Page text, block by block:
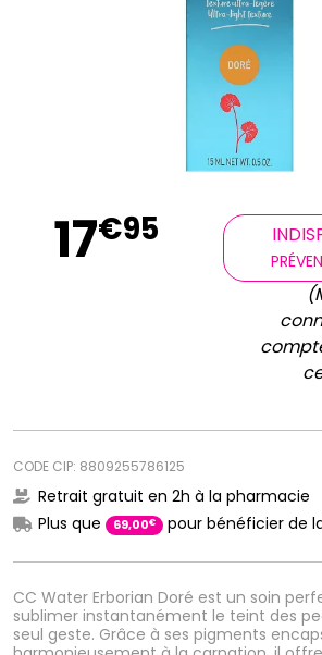
CC Water Erborian Doré est un soin
sublimer instantanément le teint des
seul geste. Grâce à ses pigments
17€95
CODE CIP: 8809255786125
Retrait gratuit en 2h à la pharmacie
Plus que
69,00€ pour bénéficier de